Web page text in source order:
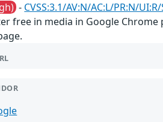
- CVSS:3.1/AV:N/AC:L/PR:N/
free in media in Google